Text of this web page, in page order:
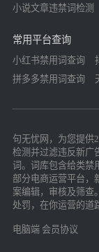
小说文章违禁词检测
常用平台查询
小红书禁用词查询
拼多多禁用词查询
句无忧网，为您提供
检测并过滤违反新广
词。词库包含给类禁
部分电商运营平台，
案编辑，审核及筛查
处罚，在你运营的道
电脑端 会员协议